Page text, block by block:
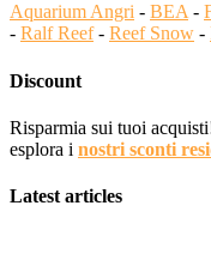
Aquarium Angri - BEA-
- Ralf Reef- Reef Snow -
Discount
Risparmia sui tuoi
esplora i nostri sconti
Latest articles